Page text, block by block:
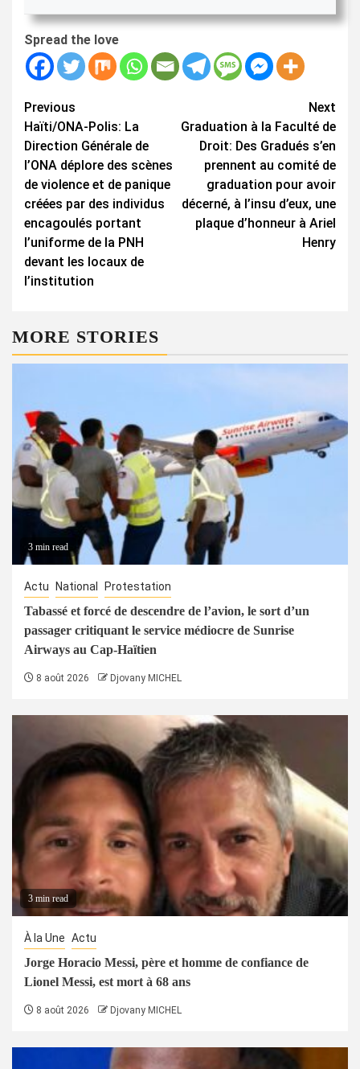
Spread the love
Continue
Reading
Previous
Haïti/ONA-Polis: La
Direction Générale de
l’ONA déplore des scènes
de violence et de panique
créées par des individus
encagoulés portant
l’uniforme de la PNH
devant les locaux de
l’institution
Next
Graduation à la Faculté de
Droit: Des Gradués s’en
prennent au comité de
graduation pour avoir
décerné, à l’insu d’eux, une
plaque d’honneur à Ariel
Henry
MORE STORIES
3 min read
Actu National Protestation
Tabassé et forcé de descendre de l’avion, le sort d’un
passager critiquant le service médiocre de Sunrise
Airways au Cap-Haïtien
8 août 2026 Djovany MICHEL
3 min read
À la Une Actu
Jorge Horacio Messi, père et homme de confiance de
Lionel Messi, est mort à 68 ans
8 août 2026 Djovany MICHEL